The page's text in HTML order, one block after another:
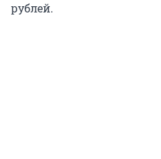
рублей.